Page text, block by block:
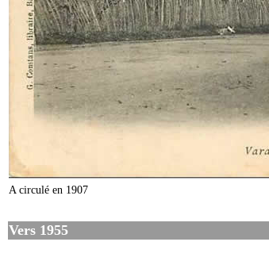
A circulé en 1907
Vers 1955